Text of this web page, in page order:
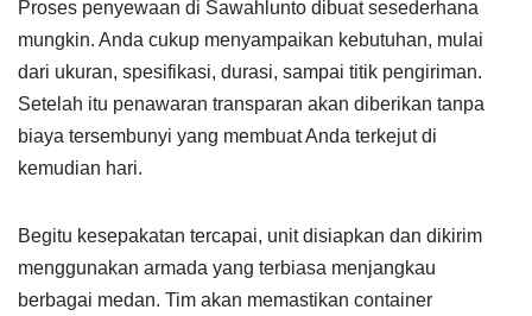
Proses penyewaan di Sawahlunto dibuat sesederhana
mungkin. Anda cukup menyampaikan kebutuhan, mulai
dari ukuran, spesifikasi, durasi, sampai titik pengiriman.
Setelah itu penawaran transparan akan diberikan tanpa
biaya tersembunyi yang membuat Anda terkejut di
kemudian hari.
Begitu kesepakatan tercapai, unit disiapkan dan dikirim
menggunakan armada yang terbiasa menjangkau
berbagai medan. Tim akan memastikan container